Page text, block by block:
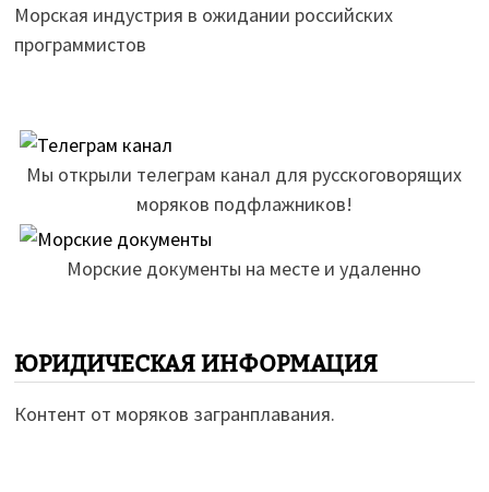
Морская индустрия в ожидании российских
программистов
Мы открыли телеграм канал для русскоговорящих
моряков подфлажников!
Морские документы на месте и удаленно
ЮРИДИЧЕСКАЯ ИНФОРМАЦИЯ
Контент от моряков загранплавания.